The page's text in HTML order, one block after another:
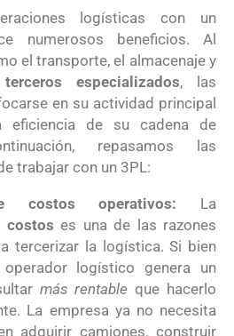
logísticas con un
numerosos beneficios. Al
el transporte, el almacenaje y
terceros especializados, las
en su actividad principal
eficiencia de su cadena de
repasamos las
trabajar con un 3PL:
costos operativos: La
costos es una de las razones
tercerizar la logística. Si bien
logístico genera un
más rentable que hacerlo
La empresa ya no necesita
adquirir camiones, construir